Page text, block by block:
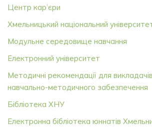
Центр кар’єри
Хмельницький національний
Модульне середовище навчання
Електронний університет
Методичні рекомендації для
навчально-методичного забезпечення
Бібліотека ХНУ
Електронна бібліотека юннатів